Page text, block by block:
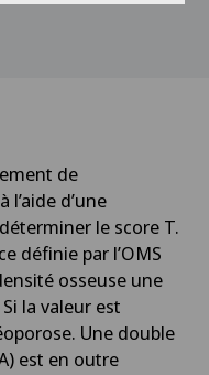
de
d’une
le score T.
définie par l’OMS
osseuse une
la valeur est
Une double
est en outre